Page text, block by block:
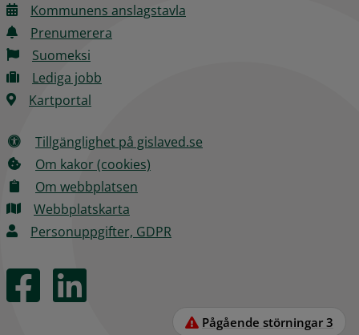
Kommunens anslagstavla
Prenumerera
Suomeksi
Lediga jobb
Kartportal
Tillgänglighet på gislaved.se
Om kakor (cookies)
Om webbplatsen
Webbplatskarta
Personuppgifter, GDPR
Pågående störningar 3